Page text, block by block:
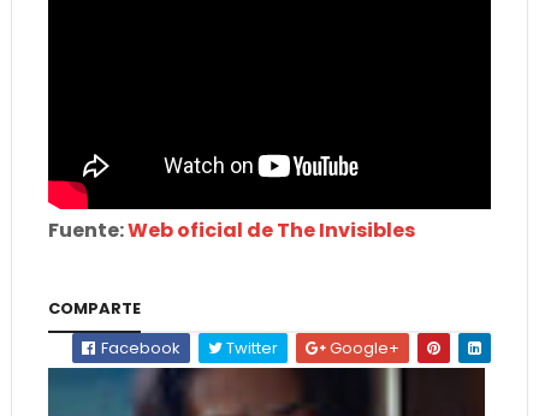
Fuente:Web oficial de The Invisibles
COMPARTE
Facebook
Twitter Google+